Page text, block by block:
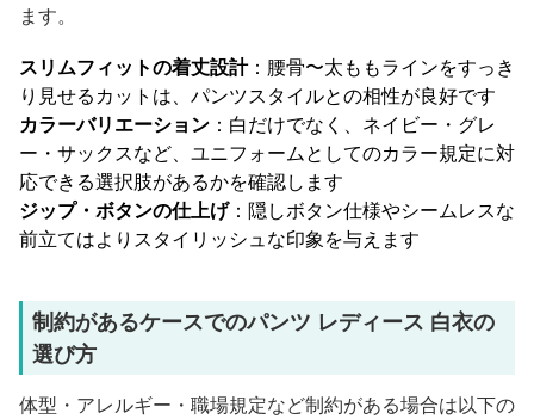
ます。
スリムフィットの着丈設計：腰骨〜太ももラインをすっき
り見せるカットは、パンツスタイルとの相性が良好です
カラーバリエーション ：白だけでなく、ネイビー・グレ
ー・サックスなど、ユニフォームとしてのカラー規定に対
応できる選択肢があるかを確認します
ジップ・ボタンの仕上げ：隠しボタン仕様やシームレスな
前立てはよりスタイリッシュな印象を与えます
制約があるケースでのパンツ レディース 白衣の
選び方
体型・アレルギー・職場規定など制約がある場合は以下の